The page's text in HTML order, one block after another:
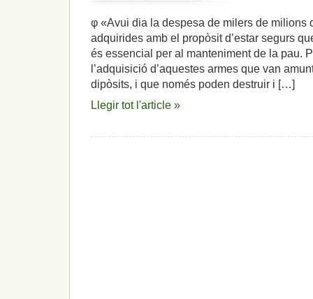
φ «Avui dia la despesa de milers de milions
adquirides amb el propòsit d’estar segurs
és essencial per al manteniment de la pau.
l’adquisició d’aquestes armes que van
dipòsits, i que només poden destruir i […]
Llegir tot l'article »